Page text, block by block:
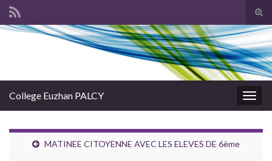
Search for:
College Euzhan PALCY
MATINEE CITOYENNE AVEC LES ELEVES DE 6ème